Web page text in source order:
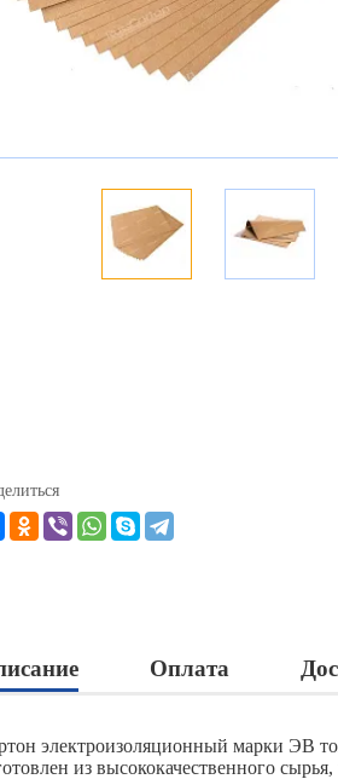
Оплата
электроизоляционный марки ЭВ
из высококачественного